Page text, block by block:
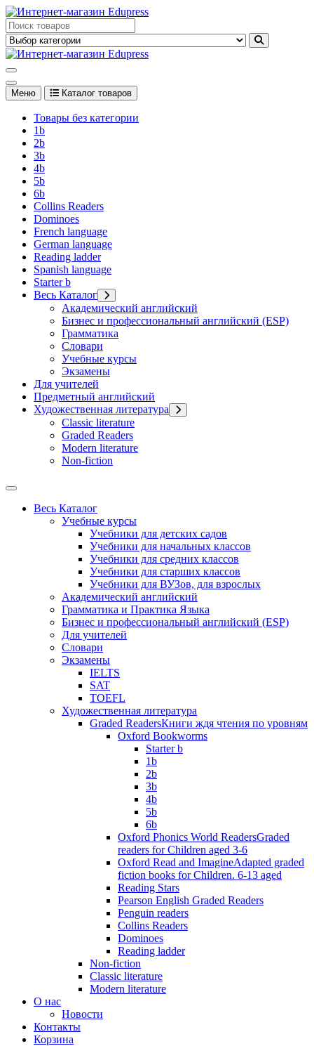
Перейти
к
содержимому
Edupress Uzbekistan, Edupress Узбекистан, книги, учебники на
английском языке
английском языке
Меню Каталог товаров
Товары без категории
1b
2b
3b
4b
5b
6b
Collins Readers
Dominoes
French language
German language
Reading ladder
Spanish language
Starter b
Весь Каталог
Академический английский
Бизнес и профессиональный английский (ESP)
Грамматика
Словари
Учебные курсы
Экзамены
Для учителей
Предметный английский
Художественная литература
Classic literature
Graded Readers
Modern literature
Non-fiction
Весь Каталог
Учебные курсы
Учебники для детских садов
Учебники для начальных классов
Учебники для средних классов
Учебники для старших классов
Учебники для ВУЗов, для взрослых
Академический английский
Грамматика и Практика Языка
Бизнес и профессиональный английский (ESP)
Для учителей
Словари
Экзамены
IELTS
SAT
TOEFL
Художественная литература
Graded ReadersКниги ждя чтения по уровням
Oxford Bookworms
Starter b
1b
2b
3b
4b
5b
6b
Oxford Phonics World ReadersGraded
readers for Children aged 3-6
Oxford Read and ImagineAdapted graded
fiction books for Children. 6-13 aged
Reading Stars
Pearson English Graded Readers
Penguin readers
Collins Readers
Dominoes
Reading ladder
Non-fiction
Classic literature
Modern literature
О нас
Новости
Контакты
Корзина